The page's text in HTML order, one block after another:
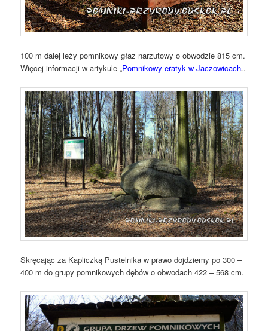
100 m dalej leży pomnikowy głaz narzutowy o obwodzie 815 cm.
Więcej informacji w artykule „Pomnikowy eratyk w Jaczowicach„.
Skręcając za Kapliczką Pustelnika w prawo dojdziemy po 300 –
400 m do grupy pomnikowych dębów o obwodach 422 – 568 cm.